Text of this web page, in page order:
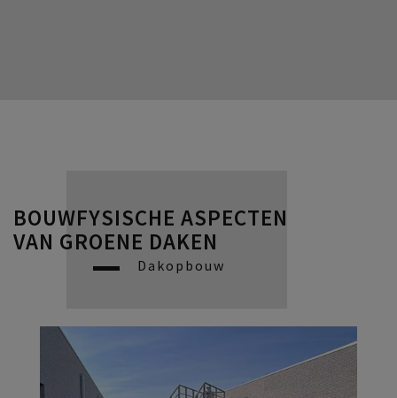
BOUWFYSISCHE ASPECTEN
VAN GROENE DAKEN
Dakopbouw